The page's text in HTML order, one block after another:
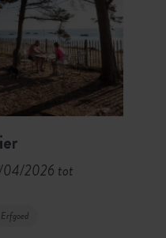
04/2026 tot
Erfgoed